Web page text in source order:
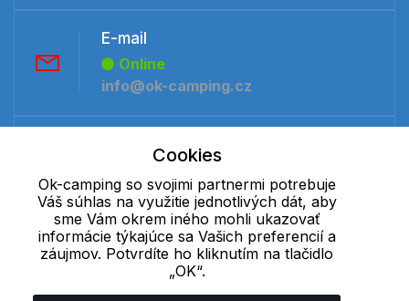
E-mail
Online
info@ok-camping.cz
+421 277 270 091
Cookie - podrobné nastavenie| Ďalšie informácie|Spracovanie
osobných údajov
Cookies
Ok-camping so svojimi partnermi potrebuje
Váš súhlas na využitie jednotlivých dát, aby
sme Vám okrem iného mohli ukazovať
informácie týkajúce sa Vašich preferencií a
záujmov. Potvrdíte ho kliknutím na tlačidlo
„OK“.